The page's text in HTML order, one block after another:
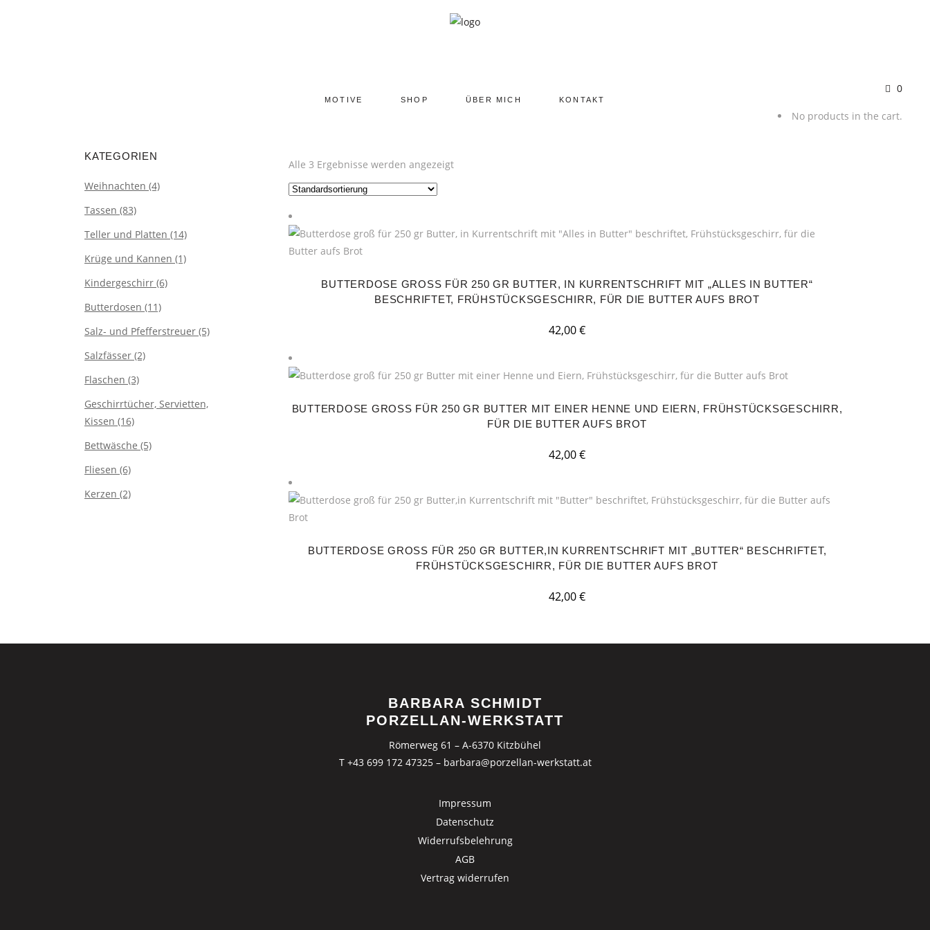
MOTIVE SHOP ÜBER MICH KONTAKT
0
No products in the cart.
Alle 3 Ergebnisse werden angezeigt
BUTTERDOSE GROSS FÜR 250 GR BUTTER, IN KURRENTSCHRIFT MIT „ALLES IN BUTTER“ B
ESCHRIFTET, FRÜHSTÜCKSGESCHIRR, FÜR DIE BUTTER AUFS BROT
42,00€
BUTTERDOSE GROSS FÜR 250 GR BUTTER MIT EINER HENNE UND EIERN, FRÜHSTÜCKSGESCHIRR, F
ÜR DIE BUTTER AUFS BROT
42,00€
BUTTERDOSE GROSS FÜR 250 GR BUTTER,IN KURRENTSCHRIFT MIT „BUTTER“ BESCHRIFTET, F
RÜHSTÜCKSGESCHIRR, FÜR DIE BUTTER AUFS BROT
42,00€
KATEGORIEN
Weihnachten (4)
Tassen (83)
Teller und Platten (14)
Krüge und Kannen (1)
Kindergeschirr (6)
Butterdosen (11)
Salz- und Pfefferstreuer (5)
Salzfässer (2)
Flaschen (3)
Geschirrtücher, Servietten,
Kissen (16)
Bettwäsche (5)
Fliesen (6)
Kerzen (2)
BARBARA SCHMIDT
PORZELLAN-WERKSTATT
Römerweg 61 – A-6370 Kitzbühel
T +43 699 172 47325– barbara@porzellan-werkstatt.at
Impressum
Datenschutz
Widerrufsbelehrung
AGB
Vertrag widerrufen